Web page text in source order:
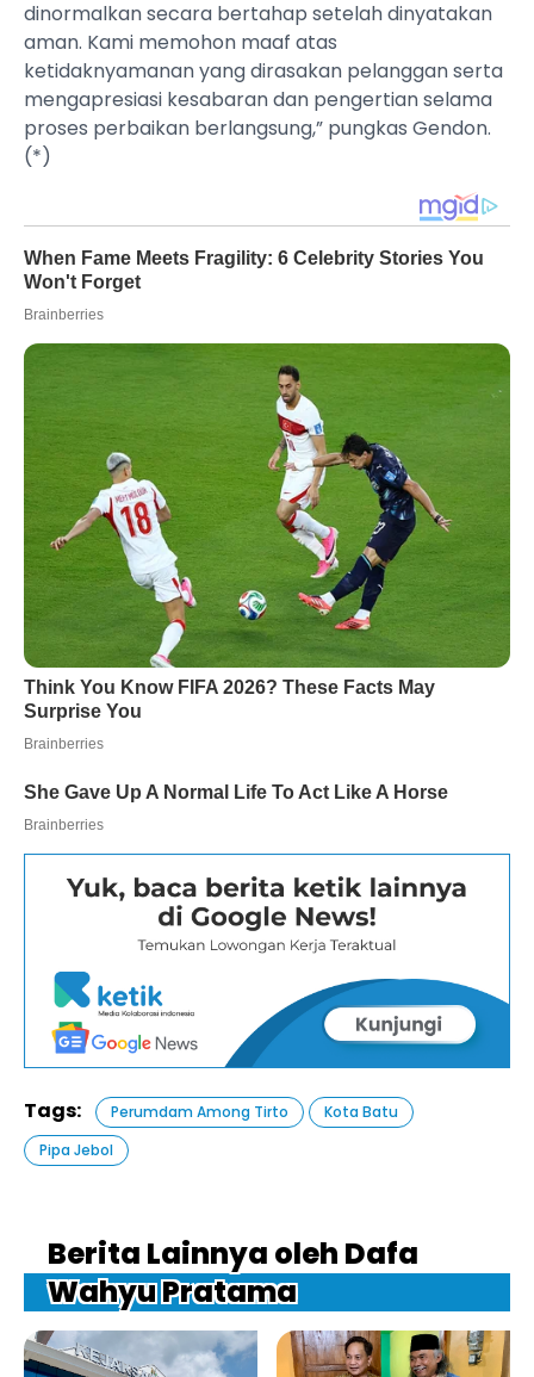
dinormalkan secara bertahap setelah dinyatakan
aman. Kami memohon maaf atas
ketidaknyamanan yang dirasakan pelanggan serta
mengapresiasi kesabaran dan pengertian selama
proses perbaikan berlangsung,” pungkas Gendon.
(*)
Tags: Perumdam Among Tirto
Kota Batu
Pipa Jebol
Berita Lainnya oleh Dafa
Wahyu Pratama